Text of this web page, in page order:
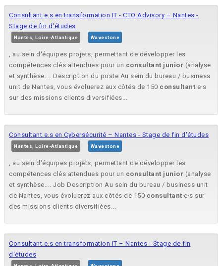
Consultant.e.s en transformation IT - CTO Advisory – Nantes -
Stage de fin d'études
Nantes, Loire-Atlantique Wavestone
, au sein d'équipes projets, permettant de développer les
compétences clés attendues pour un consultant junior (analyse
et synthèse.... Description du poste Au sein du bureau / business
unit de Nantes, vous évoluerez aux côtés de 150 consultant·e·s
sur des missions clients diversifiées...
Consultant.e.s en Cybersécurité – Nantes - Stage de fin d'études
Nantes, Loire-Atlantique Wavestone
, au sein d'équipes projets, permettant de développer les
compétences clés attendues pour un consultant junior (analyse
et synthèse.... Job Description Au sein du bureau / business unit
de Nantes, vous évoluerez aux côtés de 150 consultant·e·s sur
des missions clients diversifiées...
Consultant.e.s en transformation IT – Nantes - Stage de fin
d'études